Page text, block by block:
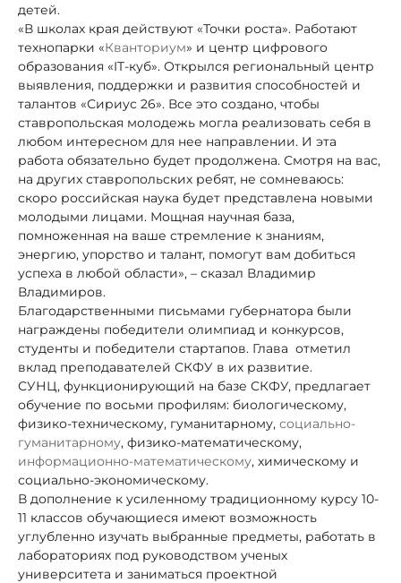
детей.
«В школах края действуют «Точки роста». Работают
технопарки «Кванториум» и центр цифрового
образования «IT-куб». Открылся региональный центр
выявления, поддержки и развития способностей и
талантов «Сириус 26». Все это создано, чтобы
ставропольская молодежь могла реализовать себя в
любом интересном для нее направлении. И эта
работа обязательно будет продолжена. Смотря на вас,
на других ставропольских ребят, не сомневаюсь:
скоро российская наука будет представлена новыми
молодыми лицами. Мощная научная база,
помноженная на ваше стремление к знаниям,
энергию, упорство и талант, помогут вам добиться
успеха в любой области», – сказал Владимир
Владимиров.
Благодарственными письмами губернатора были
награждены победители олимпиад и конкурсов,
студенты и победители стартапов. Глава отметил
вклад преподавателей СКФУ в их развитие.
СУНЦ, функционирующий на базе СКФУ, предлагает
обучение по восьми профилям: биологическому,
физико-техническому, гуманитарному, социально-
гуманитарному, физико-математическому,
информационно-математическому, химическому и
социально-экономическому.
В дополнение к усиленному традиционному курсу 10-
11 классов обучающиеся имеют возможность
углубленно изучать выбранные предметы, работать в
лабораториях под руководством ученых
университета и заниматься проектной